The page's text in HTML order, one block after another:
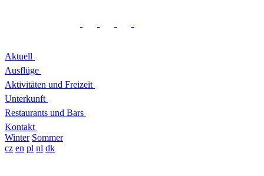
Aktuell
Ausflüge
Aktivitäten und Freizeit
Unterkunft
Restaurants und Bars
Kontakt
Winter Sommer
cz en pl nl dk